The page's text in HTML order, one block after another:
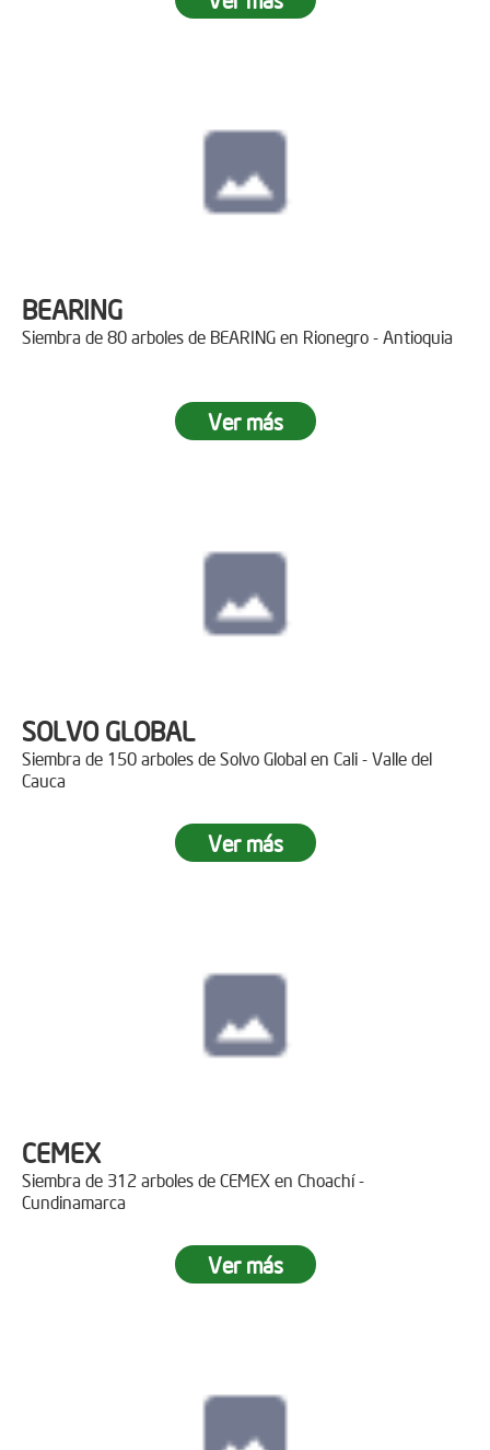
BEARING
Siembra de 80 arboles de BEARING en Rionegro - Antioquia
Ver más
SOLVO GLOBAL
Siembra de 150 arboles de Solvo Global en Cali - Valle del
Cauca
Ver más
CEMEX
Siembra de 312 arboles de CEMEX en Choachí -
Cundinamarca
Ver más